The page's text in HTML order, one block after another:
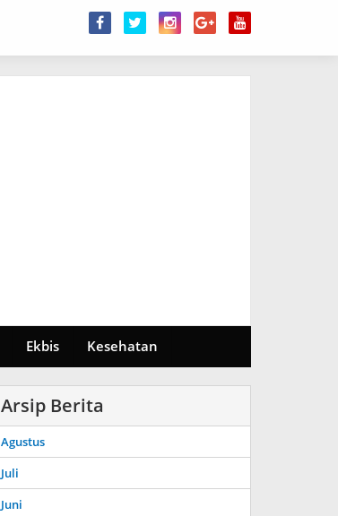
Ekbis Kesehatan
Arsip Berita
Agustus
Juli
Juni